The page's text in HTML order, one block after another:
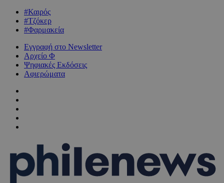
#Καιρός
#Τζόκερ
#Φαρμακεία
Εγγραφή στο Newsletter
Αρχείο Φ
Ψηφιακές Εκδόσεις
Αφιερώματα